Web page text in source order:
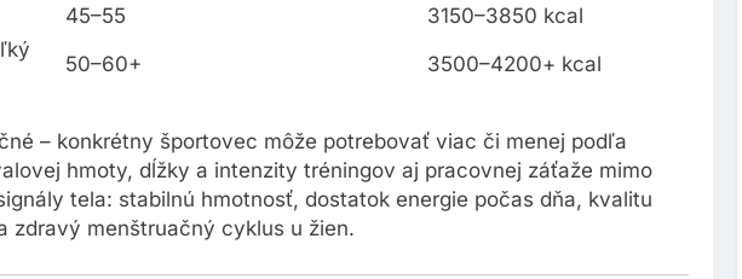
45–55
3150–3850 kcal
50–60+ 3500–4200+ kcal
– konkrétny športovec môže potrebovať viac či menej podľa
hmoty, dĺžky a intenzity tréningov aj pracovnej záťaže mimo
tela: stabilnú hmotnosť, dostatok energie počas dňa, kvalitu
zdravý menštruačný cyklus u žien.